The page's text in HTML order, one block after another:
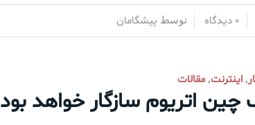
0 دیدگاه
/ توسط پیشگامان
, اینترنت,مقالات
چین اتریوم سازگار خواهد بود